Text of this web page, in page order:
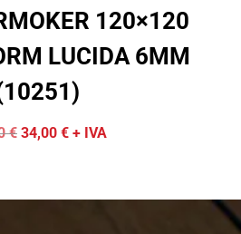
120×120
LUCIDA 6MM
€ Il
era:
34,00 €Il
è:
+ IVA